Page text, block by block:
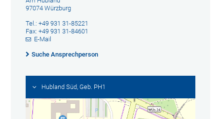
97074 Würzburg
Tel.: +49 931 31-85221
Fax: +49 931 31-84601
E-Mail
Suche Ansprechperson
Hubland Süd, Geb. PH1